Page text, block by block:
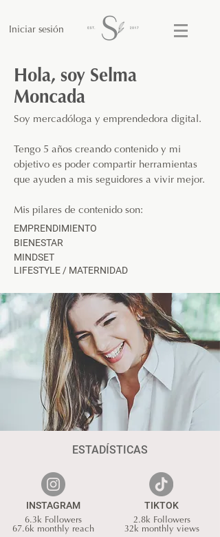
Iniciar sesión
Hola, soy Selma
Moncada
Soy mercadóloga y emprendedora digital.
Tengo 5 años creando contenido y mi
objetivo es poder compartir herramientas
que ayuden a mis seguidores a vivir mejor.
Mis pilares de contenido son:
EMPRENDIMIENTO
BIENESTAR
MINDSET
LIFESTYLE / MATERNIDAD
ESTADÍSTICAS
INSTAGRAM
6.3k Followers
67.6k monthly reach
TIKTOK
2.8k Followers
32k monthly views